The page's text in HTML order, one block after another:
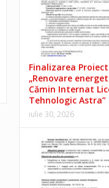
Finalizarea
„Renovare
Cămin Internat
Tehnologic Astra”
iulie 30, 2026